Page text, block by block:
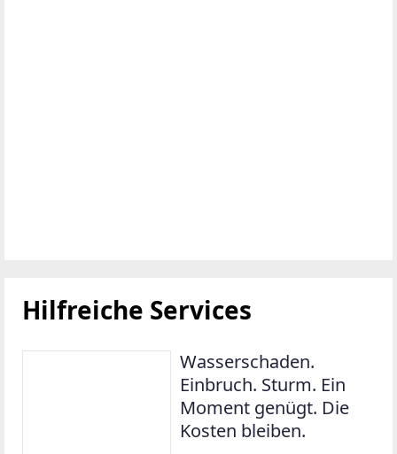
Hilfreiche Services
Wasserschaden.
Einbruch. Sturm. Ein
Moment genügt. Die
Kosten bleiben.